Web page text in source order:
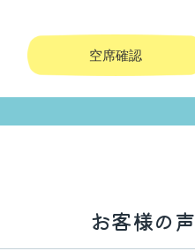
空席確認
お客様の声